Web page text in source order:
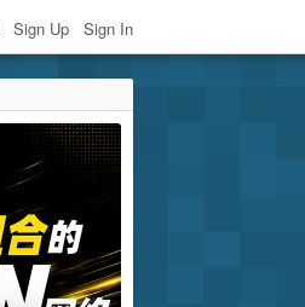
Sign Up Sign In